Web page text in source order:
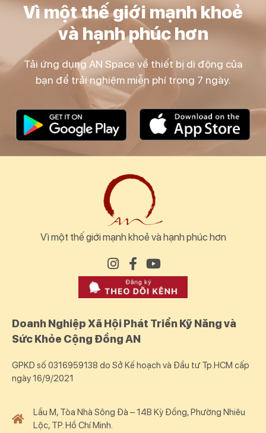
Vì một thế giới mạnh khoẻ
và hạnh phúc hơn
Tải ứng dụng AN Space về thiết bị di động của
bạn để trải nghiệm miễn phí trong 7 ngày.
Vì một thế giới mạnh khoẻ và hạnh phúc hơn
Doanh Nghiệp Xã Hội Phát Triển Kỹ Năng và
Sức Khỏe Cộng Đồng AN
GPKD số 0316959138 do Sở Kế hoạch và Đầu tư Tp.HCM cấp
ngày 16/9/2021
Lầu M, Tòa Nhà Sông Đà – 14B Kỳ Đồng, Phường Nhiêu
Lộc, TP. Hồ Chí Minh.